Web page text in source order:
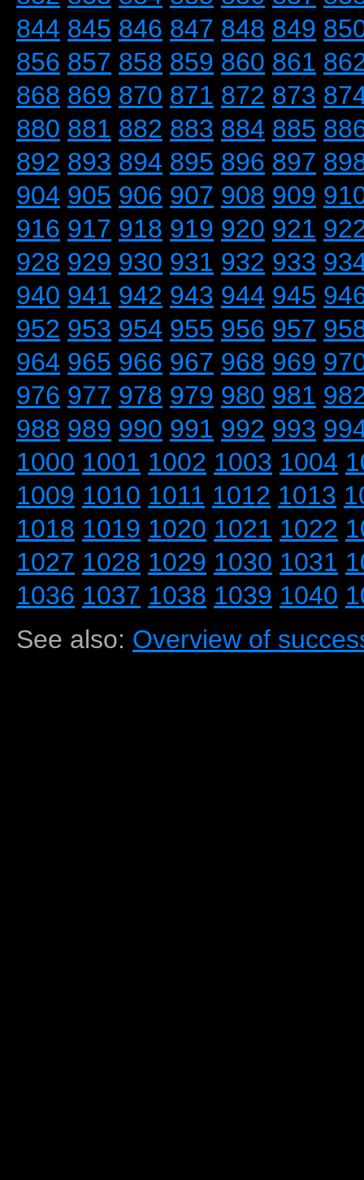
844 845 846 847 848 849
856 857 858 859 860 861
868 869 870 871 872 873
880 881 882 883 884 885
892 893 894 895 896 897
904 905 906 907 908 909
916 917 918 919 920 921
928 929 930 931 932 933
940 941 942 943 944 945
952 953 954 955 956 957
964 965 966 967 968 969
976 977 978 979 980 981
988 989 990 991 992 993
1000 1001 1002 1003 1004
1009 1010 1011 1012 1013
1018 1019 1020 1021 1022
1027 1028 1029 1030 1031
1036 1037 1038 1039 1040
See also: Overview of